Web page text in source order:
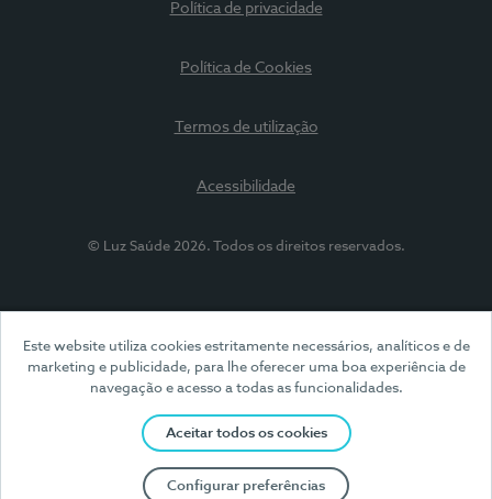
Este website utiliza cookies estritamente necessários, analíticos e de
marketing e publicidade, para lhe oferecer uma boa experiência de
navegação e acesso a todas as funcionalidades.
Aceitar todos os cookies
Configurar preferências
Política de privacidade
Política de Cookies
Termos de utilização
Acessibilidade
© Luz Saúde 2026. Todos os direitos reservados.